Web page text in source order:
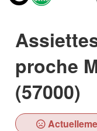
proche
(57000)